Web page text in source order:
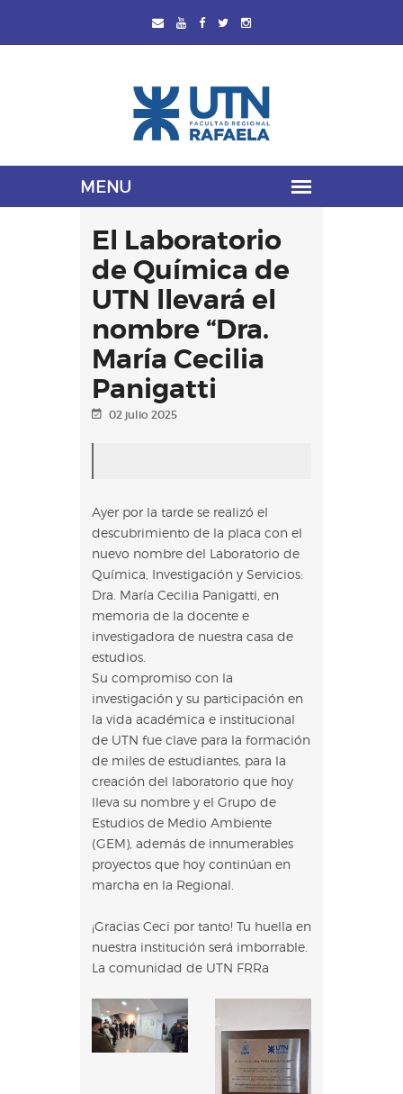
El Laboratorio
de Química de
UTN llevará el
nombre “Dra.
María Cecilia
Panigatti
02 julio 2025
Ayer por la tarde se realizó el
descubrimiento de la placa con el
nuevo nombre del Laboratorio de
Química, Investigación y Servicios:
Dra. María Cecilia Panigatti, en
memoria de la docente e
investigadora de nuestra casa de
estudios.
Su compromiso con la
investigación y su participación en
la vida académica e institucional
de UTN fue clave para la formación
de miles de estudiantes, para la
creación del laboratorio que hoy
lleva su nombre y el Grupo de
Estudios de Medio Ambiente
(GEM), además de innumerables
proyectos que hoy continúan en
marcha en la Regional.
¡Gracias Ceci por tanto! Tu huella en
nuestra institución será imborrable.
La comunidad de UTN FRRa